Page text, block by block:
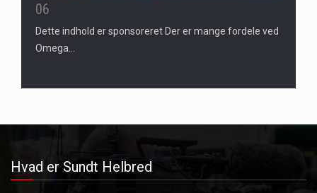
06
Dette indhold er sponsoreret Der er mange fordele ved
Omega…
Hvad er Sundt Helbred